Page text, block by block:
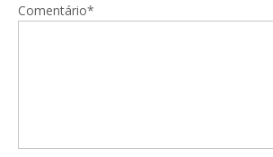
Comentário*